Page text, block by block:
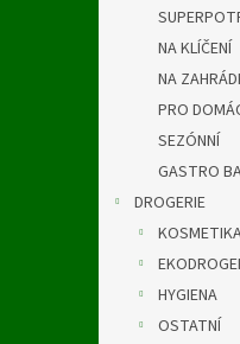
NA KLÍČENÍ
NA
PRO
SEZÓNNÍ
GASTRO
DROGERIE
HYGIENA
OSTATNÍ